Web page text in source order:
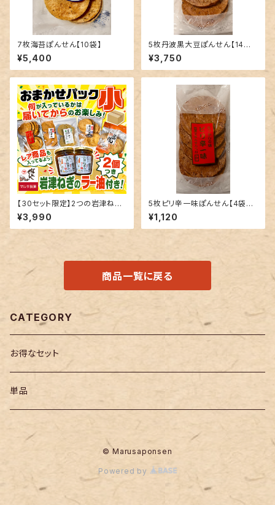
7枚海苔ぽんせん【10袋】
¥5,400
5枚丹波黒大豆ぽんせん【14袋
入】
¥3,750
【30セット限定】2つの岩津ねぎ
のラー油付き おまかせパック
小
¥3,990
5枚ピリ辛一味ぽんせん【4袋
入】
¥1,120
商品一覧に戻る
CATEGORY
お得なセット
単品
© Marusaponsen
Powered by